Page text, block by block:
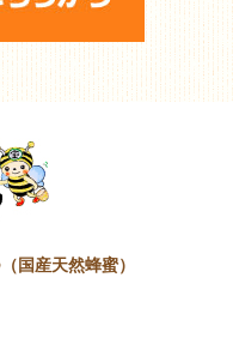
国産天然蜂蜜）